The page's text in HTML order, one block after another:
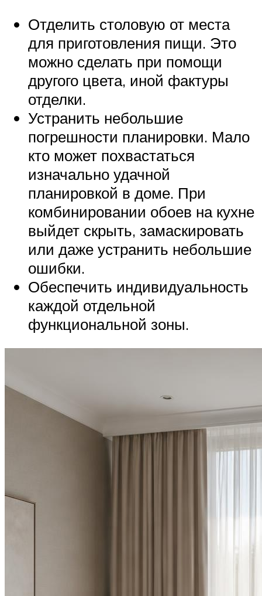
Отделить столовую от места
для приготовления пищи. Это
можно сделать при помощи
другого цвета, иной фактуры
отделки.
Устранить небольшие
погрешности планировки. Мало
кто может похвастаться
изначально удачной
планировкой в доме. При
комбинировании обоев на кухне
выйдет скрыть, замаскировать
или даже устранить небольшие
ошибки.
Обеспечить индивидуальность
каждой отдельной
функциональной зоны.